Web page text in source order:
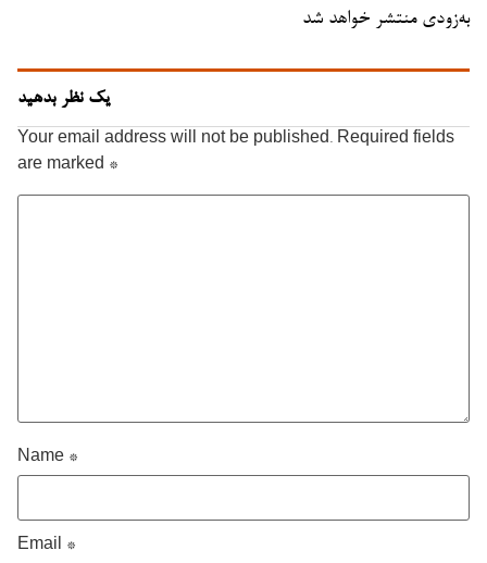
به‌زودی منتشر خواهد شد
یک نظر بدهید
Your email address will not be published. Required fields
are marked *
Name *
Email *